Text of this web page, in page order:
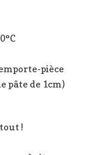
pièce
pâte de 1cm)
!